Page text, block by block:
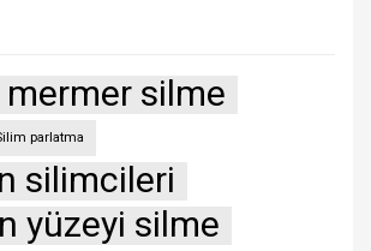
mermer silme
parlatma
silimcileri
yüzeyi silme